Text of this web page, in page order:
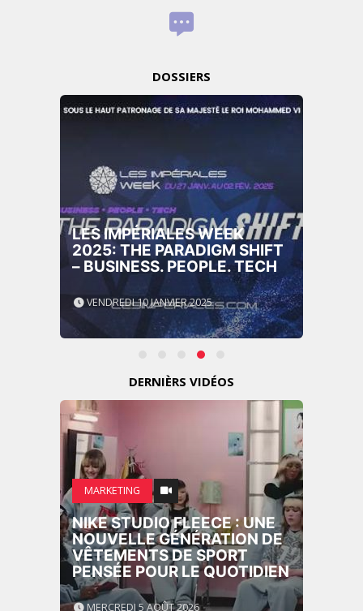
DOSSIERS
GITEX AFRICA MOROCCO
2024
MERCREDI 15 MAI 2024
DERNIÈRS VIDÉOS
MARKETING
CROSSCOUNTRY DÉVOILE
UNE NOUVELLE CAMPAGNE
PUBLICITAIRE ESTIVALE
CENTRÉE SUR LES
RELATIONS HUMAINES
MARDI 4 AOÛT 2026